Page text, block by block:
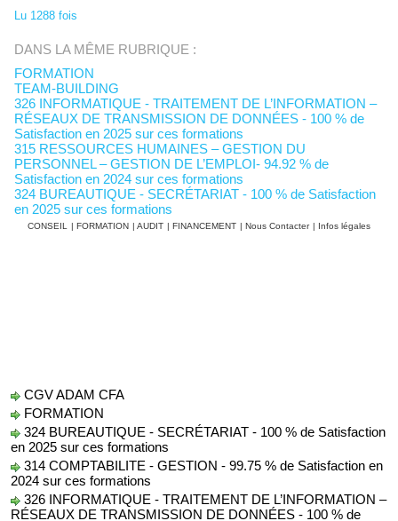
Lu 1288 fois
DANS LA MÊME RUBRIQUE :
FORMATION
TEAM-BUILDING
326 INFORMATIQUE - TRAITEMENT DE L’INFORMATION –
RÉSEAUX DE TRANSMISSION DE DONNÉES - 100 % de
Satisfaction en 2025 sur ces formations
315 RESSOURCES HUMAINES – GESTION DU
PERSONNEL – GESTION DE L’EMPLOI- 94.92 % de
Satisfaction en 2024 sur ces formations
324 BUREAUTIQUE - SECRÉTARIAT - 100 % de Satisfaction
en 2025 sur ces formations
CONSEIL | FORMATION | AUDIT | FINANCEMENT | Nous Contacter | Infos légales
CGV ADAM CFA
FORMATION
324 BUREAUTIQUE - SECRÉTARIAT - 100 % de Satisfaction
en 2025 sur ces formations
314 COMPTABILITE - GESTION - 99.75 % de Satisfaction en
2024 sur ces formations
326 INFORMATIQUE - TRAITEMENT DE L’INFORMATION –
RÉSEAUX DE TRANSMISSION DE DONNÉES - 100 % de